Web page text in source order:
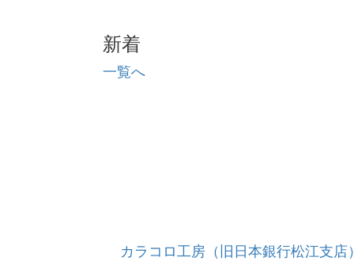
新着
一覧へ
カラコロ工房（旧日本銀行松江支店